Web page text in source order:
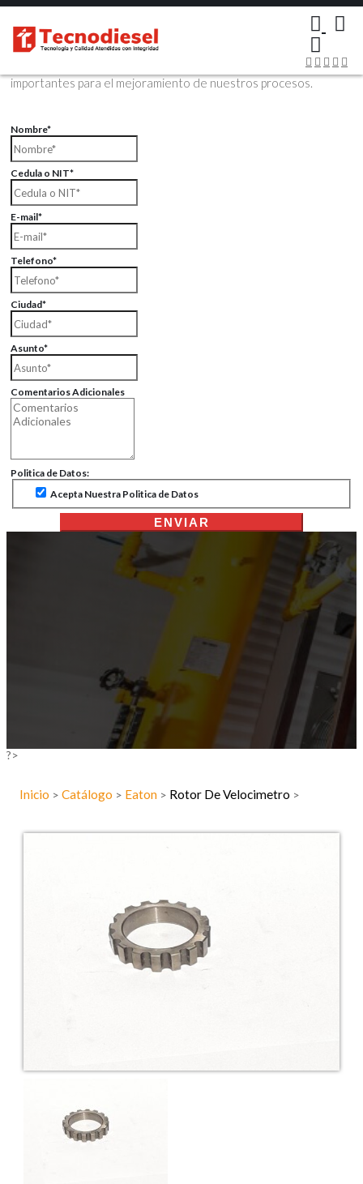
Contáctenos Vía Email
Envíenos sus datos con sus comentarios, sus opiniones son muy
importantes para el mejoramiento de nuestros procesos.
Nombre*
Cedula o NIT*
E-mail*
Telefono*
Ciudad*
Asunto*
Comentarios Adicionales
Politica de Datos:
Acepta Nuestra Politica de Datos
ENVIAR
?>
Inicio > Catálogo > Eaton > Rotor De Velocimetro >